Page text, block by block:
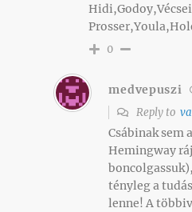
0
medvepuszi
Reply to
Csábinak sem
Hemingway
tényleg a
lenne! A